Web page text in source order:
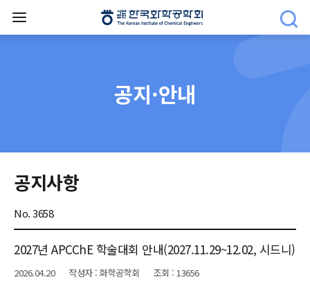
공지·안내
공지사항
No. 3658
2027년 APCChE 학술대회 안내(2027.11.29~12.02, 시드니)
2026.04.20 작성자 : 화학공학회 조회 : 13656